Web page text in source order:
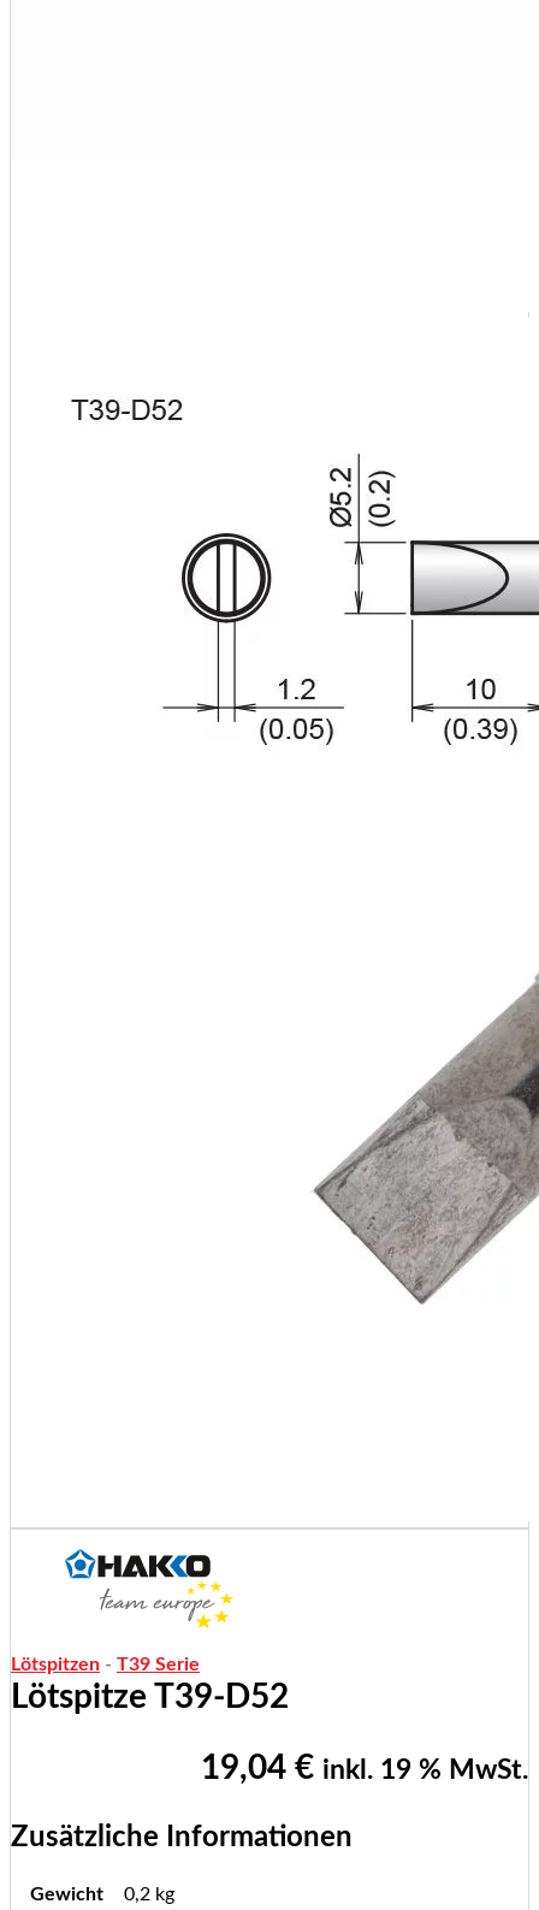
Lötspitzen - T39 Serie
Lötspitze T39-D52
19,04 € inkl. 19 % MwSt.
Zusätzliche Informationen
Gewicht 0,2 kg